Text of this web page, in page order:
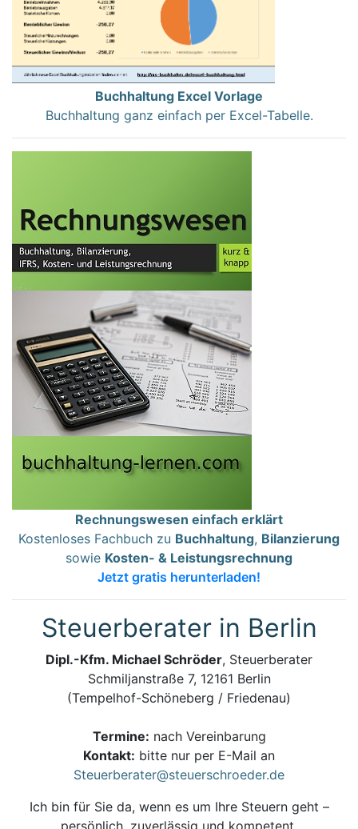
Buchhaltung Excel Vorlage
Buchhaltung ganz einfach per Excel-Tabelle.
Rechnungswesen einfach erklärt
Kostenloses Fachbuch zu Buchhaltung, Bilanzierung
sowie Kosten- & Leistungsrechnung
Jetzt gratis herunterladen!
Steuerberater in Berlin
Dipl.-Kfm. Michael Schröder, Steuerberater
Schmiljanstraße 7, 12161 Berlin
(Tempelhof-Schöneberg / Friedenau)
Termine: nach Vereinbarung
Kontakt: bitte nur per E-Mail an
Steuerberater@steuerschroeder.de
Ich bin für Sie da, wenn es um Ihre Steuern geht –
persönlich, zuverlässig und kompetent.